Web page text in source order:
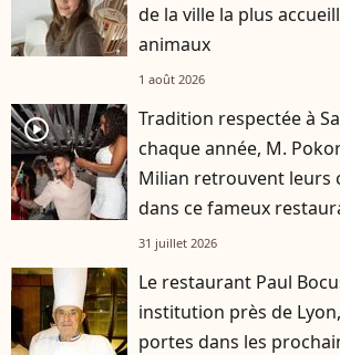
de la ville la plus
animaux
1 août 2026
player2
Tradition respectée à
chaque année, M.
Milian retrouvent leurs
dans ce fameux
31 juillet 2026
Le restaurant Paul
institution près de
portes dans les